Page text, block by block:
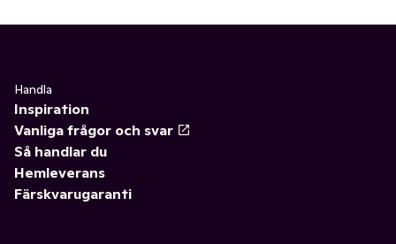
Handla
Inspiration
Vanliga frågor och svar
Så handlar du
Hemleverans
Färskvarugaranti